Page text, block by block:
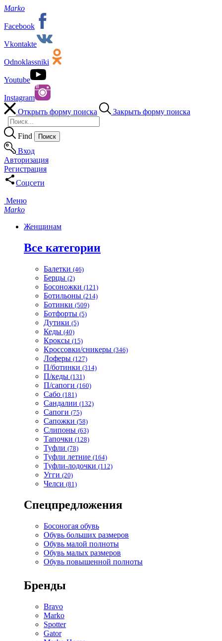
Marko
Facebook
Vkontakte
Odnoklassniki
Youtube
Instagram
Открыть форму поиска
Закрыть форму поиска
Find
Вход
Авторизация
Регистрация
Соцсети
Меню
Marko
Женщинам
Все категории
Балетки (46)
Берцы (2)
Босоножки (121)
Ботильоны (214)
Ботинки (509)
Ботфорты (5)
Дутики (5)
Кеды (40)
Кроксы (15)
Кроссовки/сникеры (346)
Лоферы (127)
П/ботинки (314)
П/кеды (131)
П/сапоги (160)
Сабо (181)
Сандалии (132)
Сапоги (75)
Сапожки (58)
Слипоны (63)
Тапочки (128)
Туфли (78)
Туфли летние (164)
Туфли-лодочки (112)
Угги (20)
Челси (81)
Спецпредложения
Босоногая обувь
Обувь больших размеров
Обувь малой полноты
Обувь малых размеров
Обувь повышенной полноты
Бренды
Bravo
Marko
Spotter
Gator